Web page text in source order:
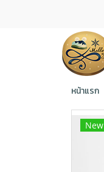
หน้าแรก
New